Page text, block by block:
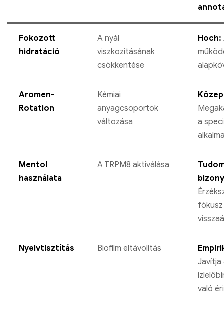
Fokozott
hidratáció
A nyál
viszkozitásának
csökkentése
Hoch:
Aromen-
Rotation
Kémiai
anyagcsoportok
változása
a
Mentol
használata
A TRPM8 aktiválása
fókusz
Nyelvtisztítás Biofilm eltávolítás
Javítja
való